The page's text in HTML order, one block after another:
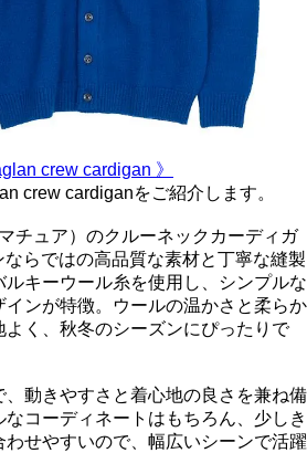
crew cardigan 》
crew cardiganをご紹介します。
チュア）のクルーネックカーディガ
らではの高品質な素材と丁寧な縫製
キーウール糸を使用し、シンプルな
ンが特徴。ウールの温かさと柔らか
よく、秋冬のシーズンにぴったりで
動きやすさと着心地の良さを兼ね備
コーディネートはもちろん、少しき
せやすいので、幅広いシーンで活躍